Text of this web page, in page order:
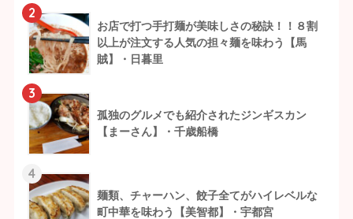
2
お店で打つ手打麺が美味しさの秘訣！！８割
以上が注文する人気の担々麺を味わう【馬
賊】・日暮里
3
孤独のグルメでも紹介されたジンギスカン
【まーさん】・千歳船橋
4
麺類、チャーハン、餃子全てがハイレベルな
町中華を味わう【美智都】・宇都宮